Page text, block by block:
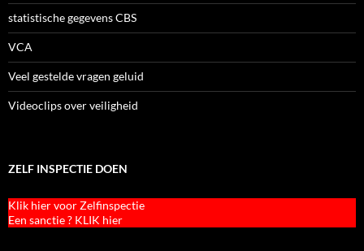
statistische gegevens CBS
VCA
Veel gestelde vragen geluid
Videoclips over veiligheid
ZELF INSPECTIE DOEN
Klik hier voor Zelfinspectie
Een sanctie ? KLIK hier